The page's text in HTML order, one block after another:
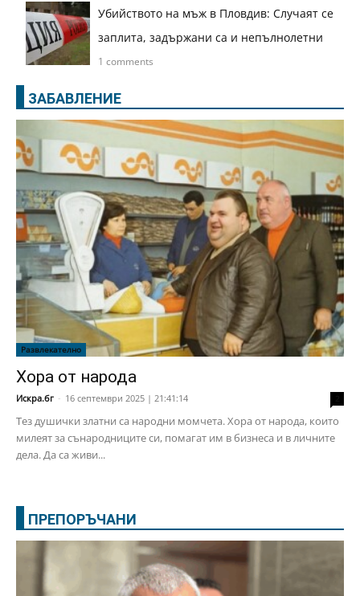
Убийството на мъж в Пловдив: Случаят се
заплита, задържани са и непълнолетни
1 comments
ЗАБАВЛЕНИЕ
Развлекателно
Хора от народа
Искра.бг - 16 септември 2025 | 21:41:14
Тез душички златни са народни момчета. Хора от народа, които
милеят за сънародниците си, помагат им в бизнеса и в личните
дела. Да са живи...
ПРЕПОРЪЧАНИ